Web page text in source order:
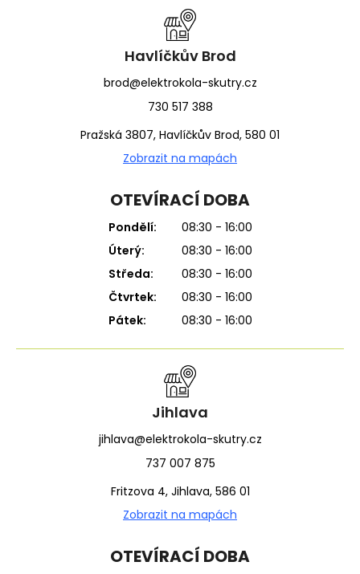
Havlíčkův Brod
brod@elektrokola-skutry.cz
730 517 388
Pražská 3807, Havlíčkův Brod, 580 01
Zobrazit na mapách
OTEVÍRACÍ DOBA
Pondělí:
08:30 - 16:00
Úterý:
08:30 - 16:00
Středa:
08:30 - 16:00
Čtvrtek:
08:30 - 16:00
Pátek:
08:30 - 16:00
Jihlava
jihlava@elektrokola-skutry.cz
737 007 875
Fritzova 4, Jihlava, 586 01
Zobrazit na mapách
OTEVÍRACÍ DOBA